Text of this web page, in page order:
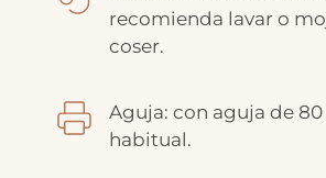
recomienda lavar o
coser.
Aguja: con aguja de 80
habitual.